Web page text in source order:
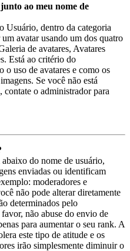
ao meu nome de
Usuário, dentro da categoria
avatar usando um dos quatro
de avatares, Avatares
Está ao critério do
o uso de avatares e como os
Se você não está
contate o administrador para
do nome de usuário,
enviadas ou identificam
moderadores e
não pode alterar diretamente
determinados pelo
não abuse do envio de
para aumentar o seu rank. A
este tipo de atitude e os
irão simplesmente diminuir o